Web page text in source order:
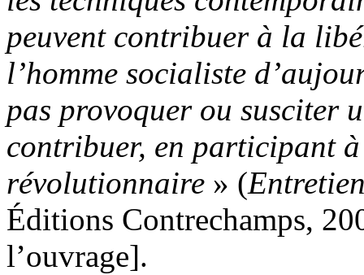
peuvent contribuer à la
l’homme socialiste
pas provoquer ou susciter
contribuer, en participant
révolutionnaire » (
Éditions Contrechamps,
l’ouvrage].